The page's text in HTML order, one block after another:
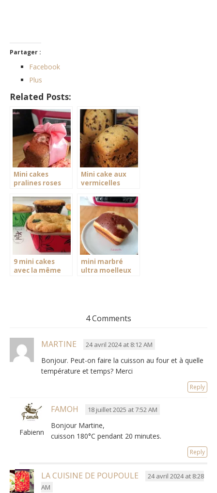
Partager :
Facebook
Plus
Related Posts:
Mini cakes
pralines roses
Mini cake aux
vermicelles
9 mini cakes
avec la même
mini marbré
ultra moelleux
4 Comments
MARTINE 24 avril 2024 at 8:12 AM
Bonjour. Peut-on faire la cuisson au four et à quelle
température et temps? Merci
Reply
Fabienne
FAMOH 18 juillet 2025 at 7:52 AM
Bonjour Martine,
cuisson 180°C pendant 20 minutes.
Reply
LA CUISINE DE POUPOULE
24 avril 2024 at 8:28
AM